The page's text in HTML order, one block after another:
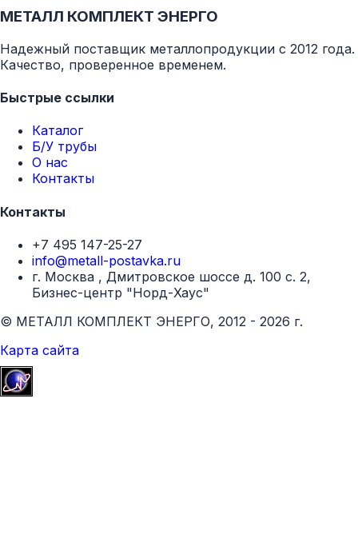
МЕТАЛЛ КОМПЛЕКТ ЭНЕРГО
Надежный поставщик металлопродукции с 2012 года.
Качество, проверенное временем.
Быстрые ссылки
Каталог
Б/У трубы
О нас
Контакты
Контакты
+7 495 147-25-27
info@metall-postavka.ru
г. Москва , Дмитровское шоссе д. 100 с. 2,
Бизнес-центр "Норд-Хаус"
© МЕТАЛЛ КОМПЛЕКТ ЭНЕРГО, 2012 - 2026 г.
Карта сайта